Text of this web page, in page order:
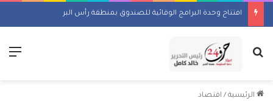
افتتاح وحدة البرامج الوقائية للصندوق بمنطقة رأس البر
بحث عن
الرئيسية / اقتصاد